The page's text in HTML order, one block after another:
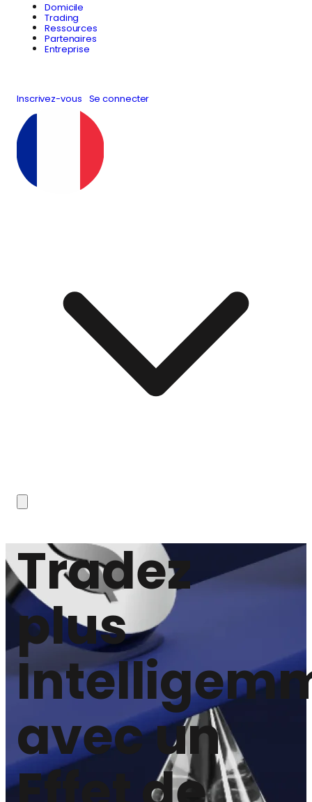
Domicile
Trading
Ressources
Partenaires
Entreprise
Inscrivez-vous Se connecter
Tradez
plus
avec un